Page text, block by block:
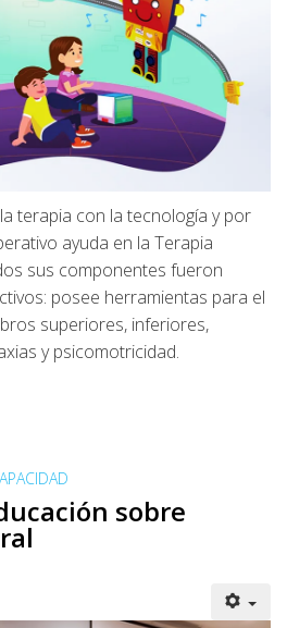
terapia con la tecnología y por
ayuda en la Terapia
sus componentes fueron
posee herramientas para el
superiores, inferiores,
y psicomotricidad.
sobre